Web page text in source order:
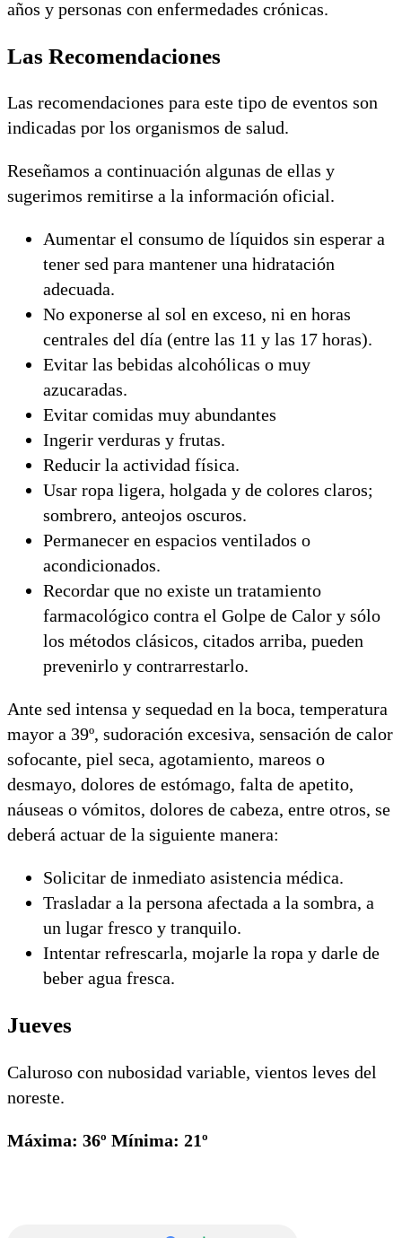
años y personas con enfermedades crónicas.
Las Recomendaciones
Las recomendaciones para este tipo de eventos son
indicadas por los organismos de salud.
Reseñamos a continuación algunas de ellas y
sugerimos remitirse a la información oficial.
Aumentar el consumo de líquidos sin esperar a
tener sed para mantener una hidratación
adecuada.
No exponerse al sol en exceso, ni en horas
centrales del día (entre las 11 y las 17 horas).
Evitar las bebidas alcohólicas o muy
azucaradas.
Evitar comidas muy abundantes
Ingerir verduras y frutas.
Reducir la actividad física.
Usar ropa ligera, holgada y de colores claros;
sombrero, anteojos oscuros.
Permanecer en espacios ventilados o
acondicionados.
Recordar que no existe un tratamiento
farmacológico contra el Golpe de Calor y sólo
los métodos clásicos, citados arriba, pueden
prevenirlo y contrarrestarlo.
Ante sed intensa y sequedad en la boca, temperatura
mayor a 39º, sudoración excesiva, sensación de calor
sofocante, piel seca, agotamiento, mareos o
desmayo, dolores de estómago, falta de apetito,
náuseas o vómitos, dolores de cabeza, entre otros, se
deberá actuar de la siguiente manera:
Solicitar de inmediato asistencia médica.
Trasladar a la persona afectada a la sombra, a
un lugar fresco y tranquilo.
Intentar refrescarla, mojarle la ropa y darle de
beber agua fresca.
Jueves
Caluroso con nubosidad variable, vientos leves del
noreste.
Máxima: 36º Mínima: 21º